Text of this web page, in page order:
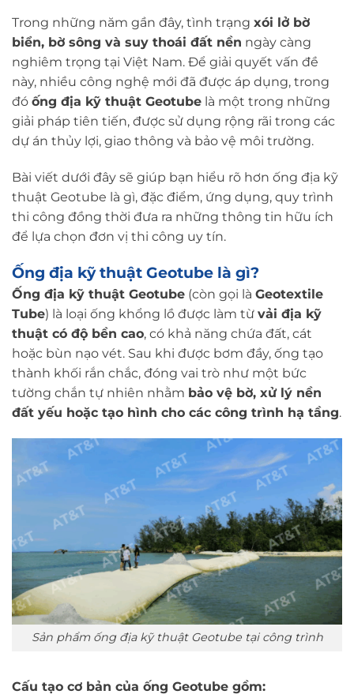
Trong những năm gần đây, tình trạng xói lở bờ
biển, bờ sông và suy thoái đất nền ngày càng
nghiêm trọng tại Việt Nam. Để giải quyết vấn đề
này, nhiều công nghệ mới đã được áp dụng, trong
đó ống địa kỹ thuật Geotube là một trong những
giải pháp tiên tiến, được sử dụng rộng rãi trong các
dự án thủy lợi, giao thông và bảo vệ môi trường.
Bài viết dưới đây sẽ giúp bạn hiểu rõ hơn ống địa kỹ
thuật Geotube là gì, đặc điểm, ứng dụng, quy trình
thi công đồng thời đưa ra những thông tin hữu ích
để lựa chọn đơn vị thi công uy tín.
Ống địa kỹ thuật Geotube là gì?
Ống địa kỹ thuật Geotube (còn gọi là Geotextile
Tube) là loại ống khổng lồ được làm từ vải địa kỹ
thuật có độ bền cao, có khả năng chứa đất, cát
hoặc bùn nạo vét. Sau khi được bơm đầy, ống tạo
thành khối rắn chắc, đóng vai trò như một bức
tường chắn tự nhiên nhằm bảo vệ bờ, xử lý nền
đất yếu hoặc tạo hình cho các công trình hạ tầng.
Sản phẩm ống địa kỹ thuật Geotube tại công trình
Cấu tạo cơ bản của ống Geotube gồm: